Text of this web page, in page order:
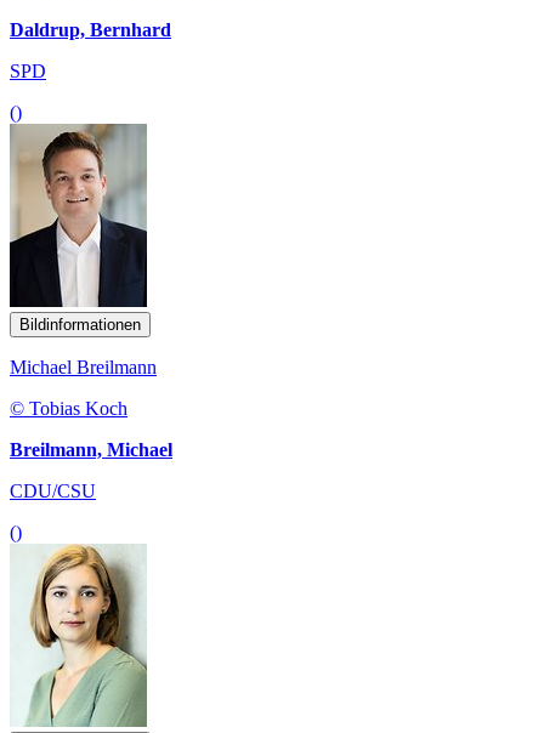
Daldrup, Bernhard
SPD
()
Bildinformationen
Michael Breilmann
© Tobias Koch
Breilmann, Michael
CDU/CSU
()